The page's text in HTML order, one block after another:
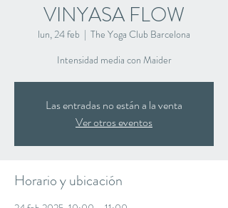
VINYASA FLOW
lun, 24 feb
  |
The Yoga Club Barcelona
Intensidad media con Maider
Las entradas no están a la venta
Ver otros eventos
Horario y ubicación